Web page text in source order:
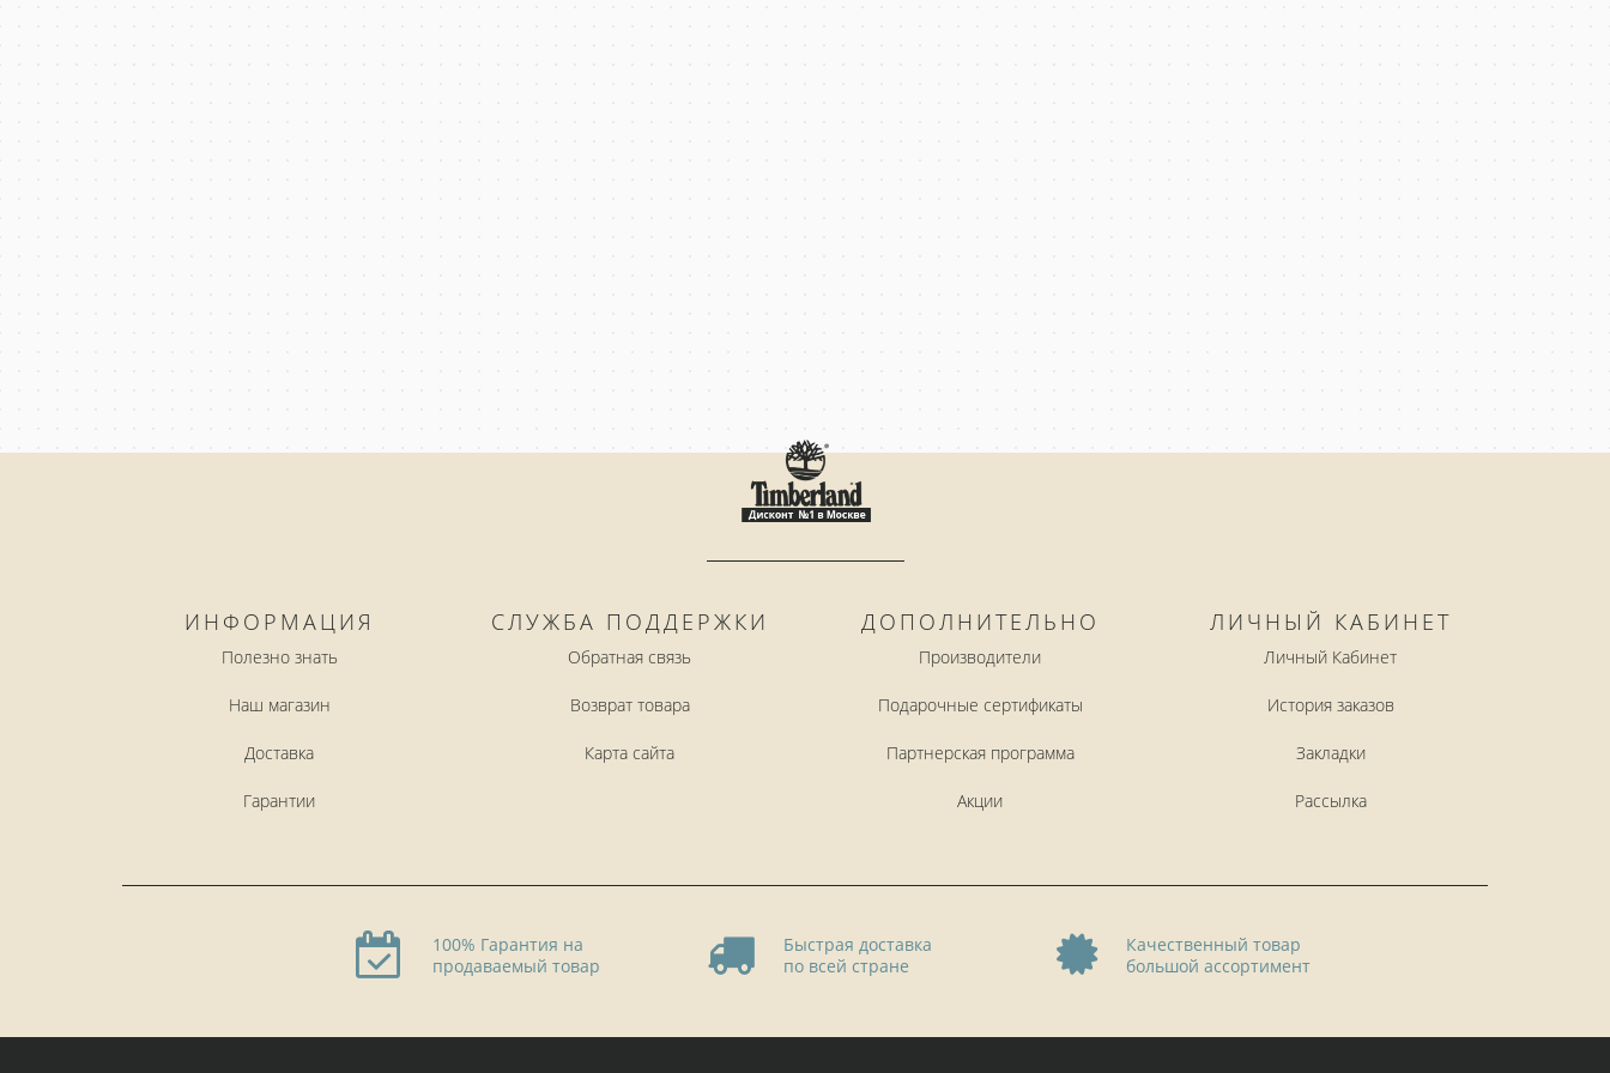
ИНФОРМАЦИЯ
Полезно знать
Наш магазин
Доставка
Гарантии
СЛУЖБА ПОДДЕРЖКИ
Обратная связь
Возврат товара
Карта сайта
ДОПОЛНИТЕЛЬНО
Производители
Подарочные сертификаты
Партнерская программа
Акции
ЛИЧНЫЙ КАБИНЕТ
Личный Кабинет
История заказов
Закладки
Рассылка
100% Гарантия на
продаваемый товар
Быстрая доставка
по всей стране
Качественный товар
большой ассортимент